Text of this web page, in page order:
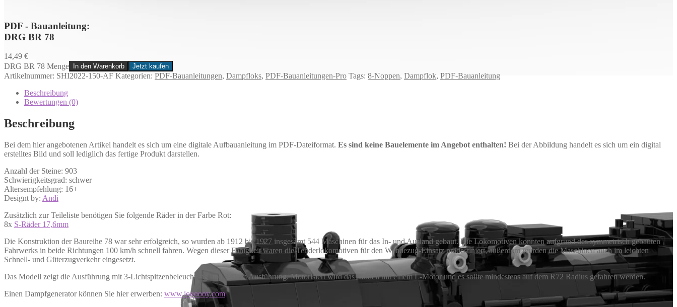
PDF - Bauanleitung:
DRG BR 78
14,49 €
DRG BR 78 Menge
In den Warenkorb Jetzt kaufen
Artikelnummer: SHI2022-150-AF Kategorien: PDF-Bauanleitungen, Dampfloks, PDF-Bauanleitungen-Pro Tags: 8-Noppen, Dampflok, PDF-Bauanleitung
Beschreibung
Bewertungen (0)
Beschreibung
Bei dem hier angebotenen Artikel handelt es sich um eine digitale Aufbauanleitung im PDF-Dateiformat. Es sind keine Bauelemente im Angebot enthalten! Bei der Abbildung handelt es sich um ein digital
erstelltes Bild und soll lediglich das fertige Produkt darstellen.
Anzahl der Steine: 903
Schwierigkeitsgrad: schwer
Altersempfehlung: 16+
Designt by: Andi
Zusätzlich zur Teileliste benötigen Sie folgende Räder in der Farbe Rot:
8x S-Räder 17,6mm
Die Konstruktion der Baureihe 78 war sehr erfolgreich, so wurden ab 1912 bis 1927 insgesamt 544 Maschinen für das In- und Ausland gebaut. Die Lokomotiven konnten aufgrund des symmetrisch gebauten
Fahrwerks in beide Richtungen 100 km/h schnell fahren. Wegen dieser Fähigkeit waren die Tenderlokomotiven für den Wendezug-Einsatz prädestiniert, außerdem wurden die Maschinen auch im leichten
Schnell- und Güterzugverkehr eingesetzt.
Das Modell zeigt die Ausführung mit 3-Lichtspitzenbeleuchtung und 3-Dom Ausführung. Motorisiert wird das Modell mit einem L-Motor und es sollte mindestens auf dem R72 Radius gefahren werden.
Einen Dampfgenerator können Sie hier erwerben: www.joooooy.com